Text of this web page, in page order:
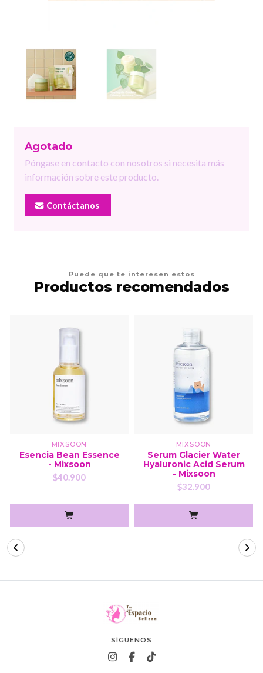
Agotado
Póngase en contacto con nosotros si necesita más
información sobre este producto.
Contáctanos
Puede que te interesen estos
Productos recomendados
MIXSOON
Esencia Bean Essence
- Mixsoon
$40.900
MIXSOON
Serum Glacier Water
Hyaluronic Acid Serum
- Mixsoon
$32.900
SÍGUENOS